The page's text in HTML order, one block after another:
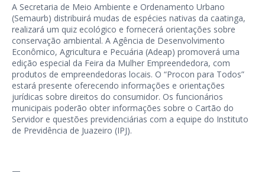
A Secretaria de Meio Ambiente e Ordenamento Urbano
(Semaurb) distribuirá mudas de espécies nativas da caatinga,
realizará um quiz ecológico e fornecerá orientações sobre
conservação ambiental. A Agência de Desenvolvimento
Econômico, Agricultura e Pecuária (Adeap) promoverá uma
edição especial da Feira da Mulher Empreendedora, com
produtos de empreendedoras locais. O “Procon para Todos”
estará presente oferecendo informações e orientações
jurídicas sobre direitos do consumidor. Os funcionários
municipais poderão obter informações sobre o Cartão do
Servidor e questões previdenciárias com a equipe do Instituto
de Previdência de Juazeiro (IPJ).